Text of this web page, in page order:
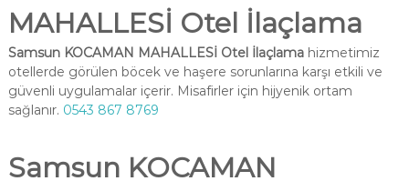
MAHALLESİ Otel İlaçlama
Samsun KOCAMAN MAHALLESİ Otel İlaçlamahizmetimiz
otellerde görülen böcek ve haşere sorunlarına karşı etkili ve
güvenli uygulamalar içerir. Misafirler için hijyenik ortam
sağlanır. 0543 867 8769
Samsun KOCAMAN